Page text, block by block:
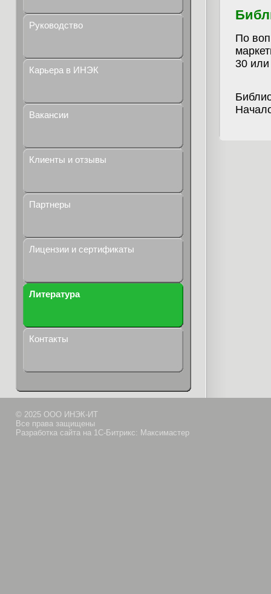
Руководство
Карьера в ИНЭК
Вакансии
Клиенты и отзывы
Партнеры
Лицензии и сертификаты
Литература
Контакты
По
30
© 2025 ООО ИНЭК-ИТ
Все права защищены
Разработка сайта на 1С-Битрикс: Максимастер